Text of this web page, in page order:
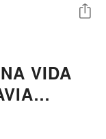
VIDA
シェア